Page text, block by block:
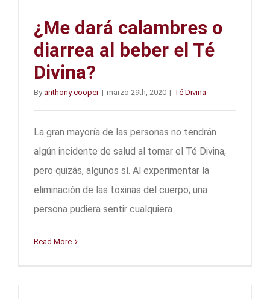
¿Me dará calambres o
diarrea al beber el Té
Divina?
By anthony cooper | marzo 29th, 2020 | Té Divina
La gran mayoría de las personas no tendrán
algún incidente de salud al tomar el Té Divina,
pero quizás, algunos sí. Al experimentar la
eliminación de las toxinas del cuerpo; una
persona pudiera sentir cualquiera
Read More